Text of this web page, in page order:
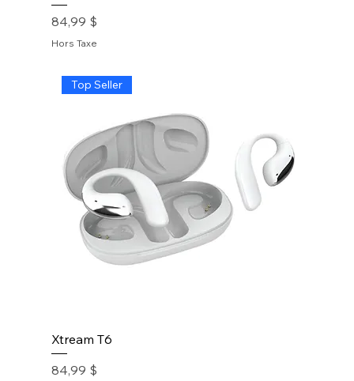
Prix
84,99 $
Hors Taxe
Top Seller
Xtream T6
Prix
84,99 $